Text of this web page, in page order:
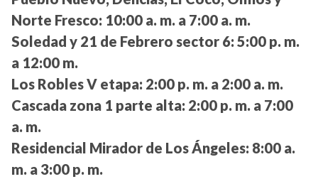
Norte Fresco: 10:00 a. m. a 7:00 a. m.
Soledad y 21 de Febrero sector 6: 5:00 p. m.
a 12:00 m.
Los Robles V etapa: 2:00 p. m. a 2:00 a. m.
Cascada zona 1 parte alta: 2:00 p. m. a 7:00
a. m.
Residencial Mirador de Los Ángeles: 8:00 a.
m. a 3:00 p. m.